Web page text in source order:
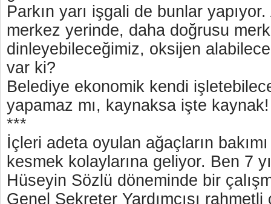
Parkın yarı işgali de bunlar yapıyor.
merkez yerinde, daha doğrusu
dinleyebileceğimiz, oksijen
var ki?
Belediye ekonomik kendi
yapamaz mı, kaynaksa işte
***
İçleri adeta oyulan ağaçların
kesmek kolaylarına geliyor. Ben 7
Hüseyin Sözlü döneminde bir
Genel Sekreter Yardımcısı rahmetli